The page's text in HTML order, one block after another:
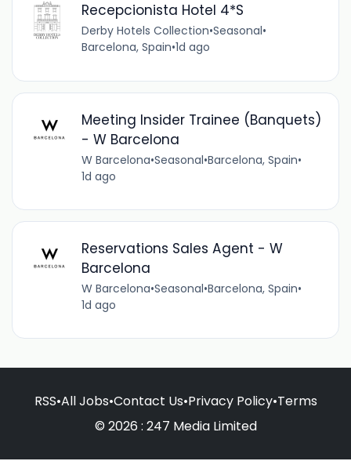
Recepcionista Hotel 4*S
Derby Hotels Collection•Seasonal•
Barcelona, Spain•1d ago
Meeting Insider Trainee (Banquets)
- W Barcelona
W Barcelona•Seasonal•Barcelona, Spain•
1d ago
Reservations Sales Agent - W
Barcelona
W Barcelona•Seasonal•Barcelona, Spain•
1d ago
RSS•All Jobs•Contact Us•Privacy Policy•Terms
© 2026 : 247 Media Limited